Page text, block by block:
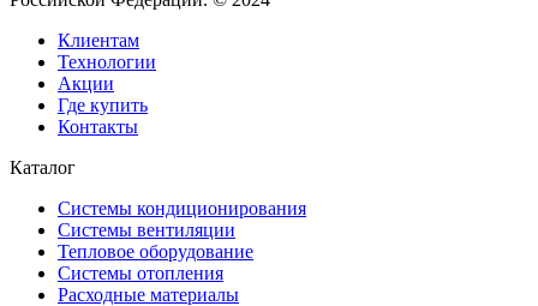
Клиентам
Технологии
Акции
Где купить
Контакты
Каталог
Системы кондиционирования
Системы вентиляции
Тепловое оборудование
Системы отопления
Расходные материалы